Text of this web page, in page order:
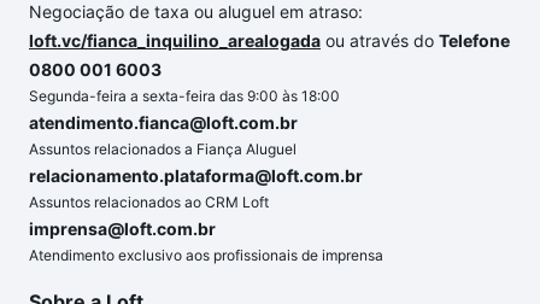
Negociação de taxa ou aluguel em atraso:
loft.vc/fianca_inquilino_arealogada ou através do Telefone
0800 001 6003
Segunda-feira a sexta-feira das 9:00 às 18:00
atendimento.fianca@loft.com.br
Assuntos relacionados a Fiança Aluguel
relacionamento.plataforma@loft.com.br
Assuntos relacionados ao CRM Loft
imprensa@loft.com.br
Atendimento exclusivo aos profissionais de imprensa